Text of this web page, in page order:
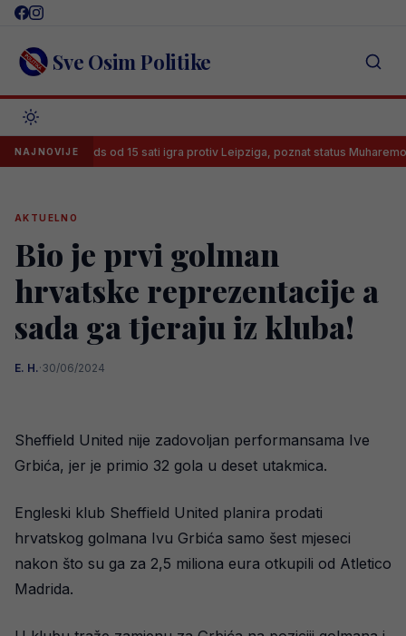
Skip
content Sve Osim Politike
NAJNOVIJE
Leeds od 15 sati igra protiv Leipziga, poznat status Muharemovića
AKTUELNO
Bio je prvi golman
hrvatske reprezentacije a
sada ga tjeraju iz kluba!
E. H.·30/06/2024
Sheffield United nije zadovoljan performansama Ive
Grbića, jer je primio 32 gola u deset utakmica.
Engleski klub Sheffield United planira prodati
hrvatskog golmana Ivu Grbića samo šest mjeseci
nakon što su ga za 2,5 miliona eura otkupili od Atletico
Madrida.